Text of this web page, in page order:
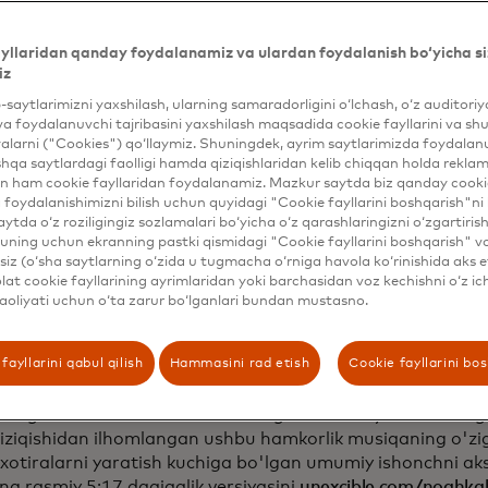
shu nomdagi albomidan 30-yanvarda
fevral kuni, Mastercardning 2026-yilgi Grammy
reklama vaqtida namoyish etiladi — bu Kahan
o'zi tomonidan shakllantirilgan madaniy lahzani
ilhomlangan ushbu hamkorlik musiqaning
yaratish kuchiga bo'lgan umumiy ishonchni
qanday foydalanamiz va ulardan foydalanish bo‘yicha
saytlarimizni yaxshilash, ularning samaradorligini o‘lchash, o‘z
foydalanuvchi tajribasini yaxshilash maqsadida cookie fayllarini va
("Cookies") qo‘llaymiz. Shuningdek, ayrim saytlarimizda
saytlardagi faolligi hamda qiziqishlaridan kelib chiqqan holda
ham cookie fayllaridan foydalanamiz. Mazkur saytda biz qanday
foydalanishimizni bilish uchun quyidagi "Cookie fayllarini boshqarish"ni
o‘z roziligingiz sozlamalari bo‘yicha o‘z qarashlaringizni
uchun ekranning pastki qismidagi "Cookie fayllarini boshqarish"
(o‘sha saytlarning o‘zida u tugmacha o‘rniga havola ko‘rinishida aks
cookie fayllarining ayrimlaridan yoki barchasidan voz kechishni o‘z
uchun o‘ta zarur bo‘lganlari bundan mustasno.
fayllarini qabul qilish Hammasini rad etish Cookie fayllarini